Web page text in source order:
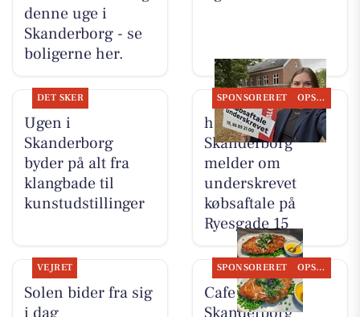
denne uge i
Skanderborg - se
boligerne her.
DET SKER
Ugen i
Skanderborg
byder på alt fra
klangbade til
kunstudstillinger
SPONSORERET OPSLAGSTAVLEN
home
Skanderborg
melder om
underskrevet
købsaftale på
Ryesgade 15
VEJRET
Solen bider fra sig
SPONSORERET OPSLAGSTAVLEN
Cafe No. 19